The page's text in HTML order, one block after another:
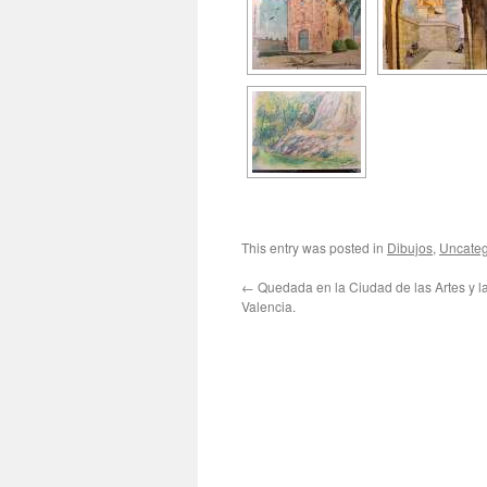
This entry was posted in Dibujos,
← Quedada en la Ciudad de las Artes y
Valencia.